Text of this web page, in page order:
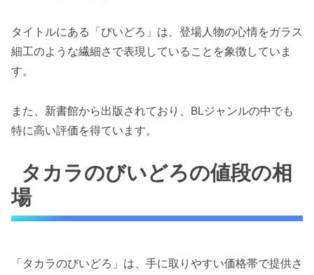
タイトルにある「びいどろ」は、登場人物の心情をガラス
細工のような繊細さで表現していることを象徴していま
す。
また、新書館から出版されており、BLジャンルの中でも
特に高い評価を得ています。
タカラのびいどろの値段の相
場
「タカラのびいどろ」は、手に取りやすい価格帯で提供さ